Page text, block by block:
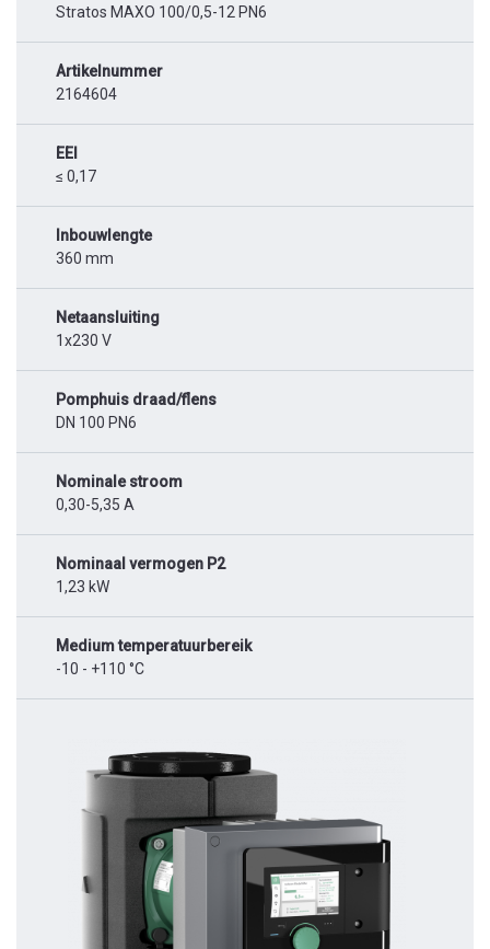
Stratos MAXO 100/0,5-12 PN6
Artikelnummer
2164604
EEI
≤ 0,17
Inbouwlengte
360 mm
Netaansluiting
1x230 V
Pomphuis draad/flens
DN 100 PN6
Nominale stroom
0,30-5,35 A
Nominaal vermogen P2
1,23 kW
Medium temperatuurbereik
-10 - +110 °C